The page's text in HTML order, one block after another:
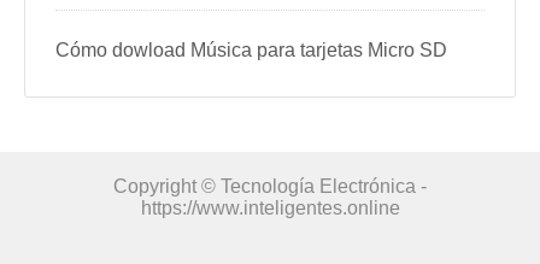
Cómo dowload Música para tarjetas Micro SD
Copyright © Tecnología Electrónica -
https://www.inteligentes.online